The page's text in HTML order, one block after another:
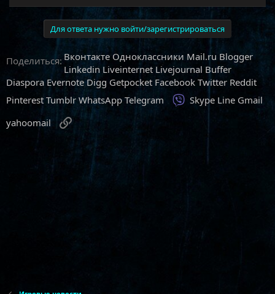
Для ответа нужно войти/зарегистрироваться
Поделиться: Вконтакте Одноклассники Mail.ru Blogger
Linkedin Liveinternet Livejournal Buffer
Diaspora Evernote Digg Getpocket Facebook Twitter Reddit
Pinterest Tumblr WhatsApp Telegram Viber
Skype Line Gmail
yahoomail
Ссылка